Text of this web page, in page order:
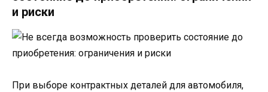
и риски
При выборе контрактных деталей для автомобиля,